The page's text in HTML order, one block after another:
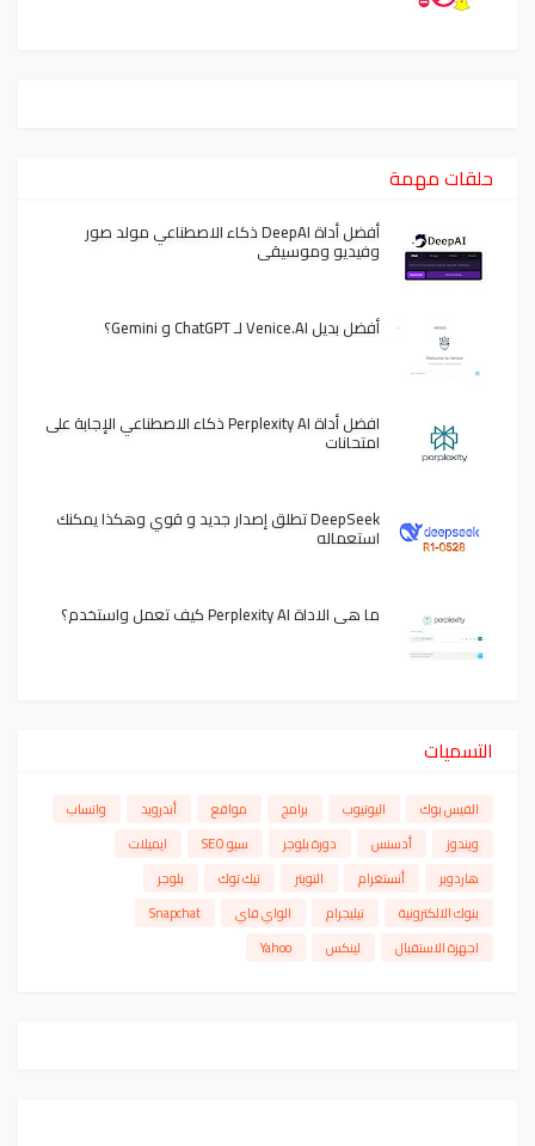
حلقات مهمة
أفضل أداة DeepAI ذكاء الاصطناعي مولد صور
وفيديو وموسيقى
أفضل بديل Venice.AI لـ ChatGPT و Gemini؟
افضل أداة Perplexity AI ذكاء الاصطناعي الإجابة على
امتحانات
DeepSeek تطلق إصدار جديد و قوي وهكذا يمكنك
استعماله
ما هي الاداة Perplexity AI كيف تعمل واستخدم؟
التسميات
الفيس بوك اليوتيوب برامج مواقع أندرويد
واتساب
ويندوز
أدسنس دورة بلوجر سيو SEO
ايميلات
هاردوير
أنستغرام التويتر تيك توك
بلوجر
بنوك الالكترونية
تيليجرام الواي فاي
Snapchat
اجهزة الاستقبال
لينكس Yahoo